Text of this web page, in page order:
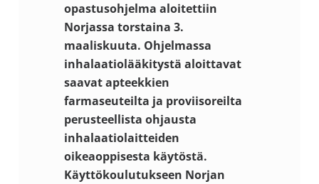
opastusohjelma aloitettiin
Norjassa torstaina 3.
maaliskuuta. Ohjelmassa
inhalaatiolääkitystä aloittavat
saavat apteekkien
farmaseuteilta ja proviisoreilta
perusteellista ohjausta
inhalaatiolaitteiden
oikeaoppisesta käytöstä.
Käyttökoulutukseen Norjan